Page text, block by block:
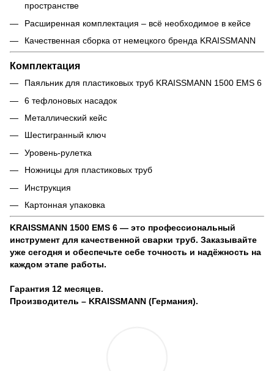
пространстве
Расширенная комплектация – всё необходимое в кейсе
Качественная сборка от немецкого бренда KRAISSMANN
Комплектация
Паяльник для пластиковых труб KRAISSMANN 1500 EMS 6
6 тефлоновых насадок
Металлический кейс
Шестигранный ключ
Уровень-рулетка
Ножницы для пластиковых труб
Инструкция
Картонная упаковка
KRAISSMANN 1500 EMS 6 — это профессиональный
инструмент для качественной сварки труб. Заказывайте
уже сегодня и обеспечьте себе точность и надёжность на
каждом этапе работы.
Гарантия 12 месяцев.
Производитель – KRAISSMANN (Германия).